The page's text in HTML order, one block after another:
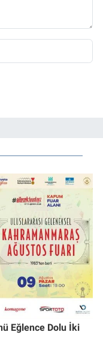
Eğlence Dolu İki